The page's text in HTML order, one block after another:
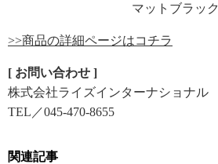
マットブラック
>>商品の詳細ページはコチラ
[ お問い合わせ ]
株式会社ライズインターナショナル
TEL／045-470-8655
関連記事